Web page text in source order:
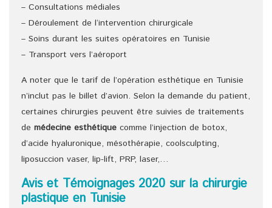
– Consultations médiales
– Déroulement de l‘intervention chirurgicale
– Soins durant les suites opératoires en Tunisie
– Transport vers l’aéroport
A noter que le tarif de l’opération esthétique en Tunisie
n’inclut pas le billet d’avion. Selon la demande du patient,
certaines chirurgies peuvent être suivies de traitements
de médecine esthétique comme l’injection de botox,
d’acide hyaluronique, mésothérapie, coolsculpting,
liposuccion vaser, lip-lift, PRP, laser,…
Avis et Témoignages 2020 sur la chirurgie
plastique en Tunisie